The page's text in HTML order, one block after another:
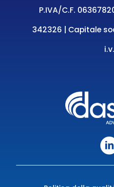
P.IVA/C.F.
342326 | Capitale
i.v.